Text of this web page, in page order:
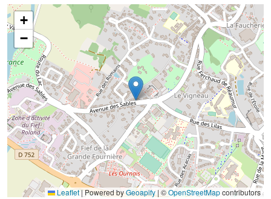
+
−
Leaflet|Powered byGeoapify | ©OpenStreetMapcontributors